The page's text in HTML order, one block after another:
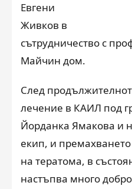
Евгени
Живков в
сътрудничество с
Майчин дом.
След продължително
лечение в КАИЛ под
Йорданка Ямакова и
екип, и премахването
на тератома, в
настъпва много добро